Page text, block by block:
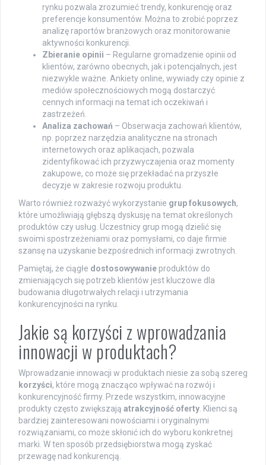
rynku pozwala zrozumieć trendy, konkurencję oraz
preferencje konsumentów. Można to zrobić poprzez
analizę raportów branżowych oraz monitorowanie
aktywności konkurencji.
Zbieranie opinii – Regularne gromadzenie opinii od
klientów, zarówno obecnych, jak i potencjalnych, jest
niezwykle ważne. Ankiety online, wywiady czy opinie z
mediów społecznościowych mogą dostarczyć
cennych informacji na temat ich oczekiwań i
zastrzeżeń.
Analiza zachowań – Obserwacja zachowań klientów,
np. poprzez narzędzia analityczne na stronach
internetowych oraz aplikacjach, pozwala
zidentyfikować ich przyzwyczajenia oraz momenty
zakupowe, co może się przekładać na przyszłe
decyzje w zakresie rozwoju produktu.
Warto również rozważyć wykorzystanie grup fokusowych,
które umożliwiają głębszą dyskusję na temat określonych
produktów czy usług. Uczestnicy grup mogą dzielić się
swoimi spostrzeżeniami oraz pomysłami, co daje firmie
szansę na uzyskanie bezpośrednich informacji zwrotnych.
Pamiętaj, że ciągłe dostosowywanie produktów do
zmieniających się potrzeb klientów jest kluczowe dla
budowania długotrwałych relacji i utrzymania
konkurencyjności na rynku.
Jakie są korzyści z wprowadzania
innowacji w produktach?
Wprowadzanie innowacji w produktach niesie za sobą szereg
korzyści, które mogą znacząco wpływać na rozwój i
konkurencyjność firmy. Przede wszystkim, innowacyjne
produkty często zwiększają atrakcyjność oferty. Klienci są
bardziej zainteresowani nowościami i oryginalnymi
rozwiązaniami, co może skłonić ich do wyboru konkretnej
marki. W ten sposób przedsiębiorstwa mogą zyskać
przewagę nad konkurencją.